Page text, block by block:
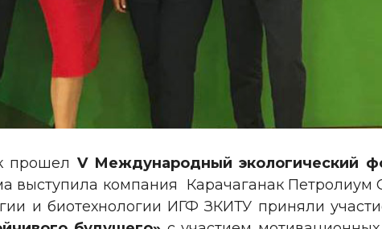
прошел V Международный экологический
выступила компания Карачаганак Петролиум
и биотехнологии ИГФ ЗКИТУ приняли